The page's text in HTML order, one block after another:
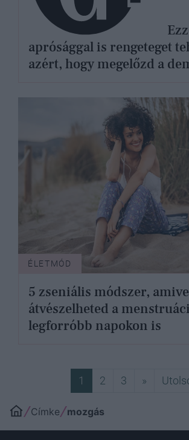
aprósággal is rengeteget
azért, hogy megelőzd a
ÉLETMÓD
5 zseniális módszer,
átvészelheted a
legforróbb napokon is
1 2 3 »
Címke mozgás